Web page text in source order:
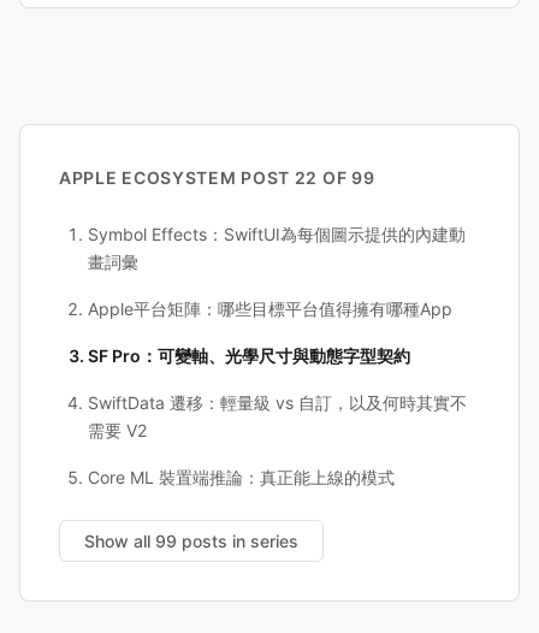
APPLE ECOSYSTEM POST 22 OF 99
Symbol Effects：SwiftUI為每個圖示提供的內建動
畫詞彙
Apple平台矩陣：哪些目標平台值得擁有哪種App
SF Pro：可變軸、光學尺寸與動態字型契約
SwiftData 遷移：輕量級 vs 自訂，以及何時其實不
需要 V2
Core ML 裝置端推論：真正能上線的模式
Show all 99 posts in series